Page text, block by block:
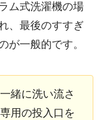
ム式洗濯機の場
、最後のすすぎ
が一般的です。
緒に洗い流さ
用の投入口を